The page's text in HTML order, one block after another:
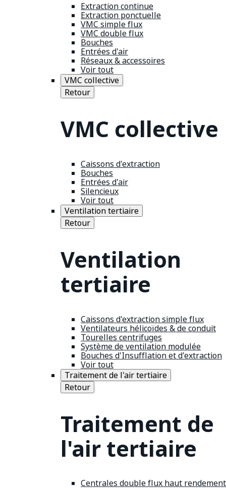
Extraction continue
Extraction ponctuelle
VMC simple flux
VMC double flux
Bouches
Entrées d'air
Réseaux & accessoires
Voir tout
VMC collective
Retour
VMC collective
Caissons d'extraction
Bouches
Entrées d'air
Silencieux
Voir tout
Ventilation tertiaire
Retour
Ventilation
tertiaire
Caissons d'extraction simple flux
Ventilateurs hélicoïdes & de conduit
Tourelles centrifuges
Système de ventilation modulée
Bouches d'Insufflation et d'extraction
Voir tout
Traitement de l'air tertiaire
Retour
Traitement de
l'air tertiaire
Centrales double flux haut rendement